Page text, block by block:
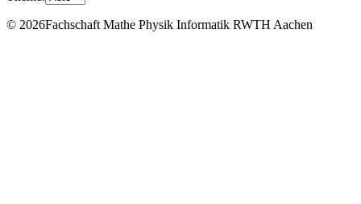
© 2026Fachschaft Mathe Physik Informatik RWTH Aachen